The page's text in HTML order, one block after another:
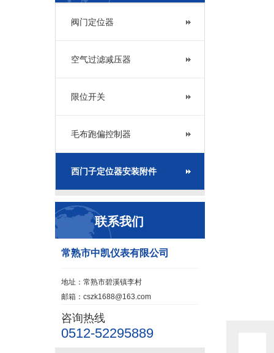
阀门定位器
空气过滤减压器
限位开关
毛布跑偏控制器
西门子定位器安装附件
联系我们
常熟市中凯仪表有限公司
地址：常熟市碧溪镇李村
邮箱：cszk1688@163.com
咨询热线
0512-52295889